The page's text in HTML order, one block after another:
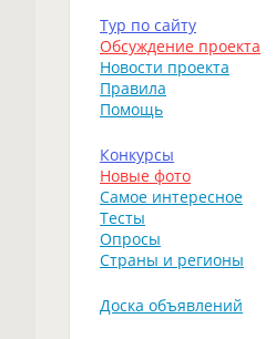
Тур по сайту
Обсуждение проекта
Новости проекта
Правила
Помощь
Конкурсы
Новые фото
Самое интересное
Тесты
Опросы
Страны и регионы
Доска объявлений